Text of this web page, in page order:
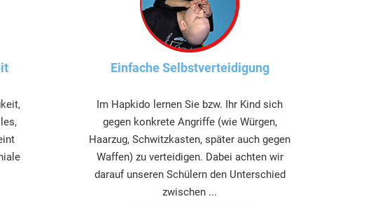
Einfache Selbstverteidigung
Im Hapkido lernen Sie bzw. Ihr Kind sich
gegen konkrete Angriffe (wie Würgen,
Haarzug, Schwitzkasten, später auch gegen
Waffen) zu verteidigen. Dabei achten wir
darauf unseren Schülern den Unterschied
zwischen ...